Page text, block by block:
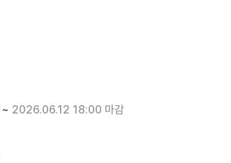
~ 2026.06.12 18:00 마감